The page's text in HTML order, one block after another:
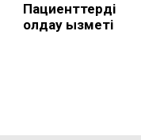
Пациенттерді
қолдау қызметі